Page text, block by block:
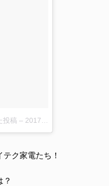
投稿 – 2017 6月 11 4:54午前 PDT
ク家電たち！
？